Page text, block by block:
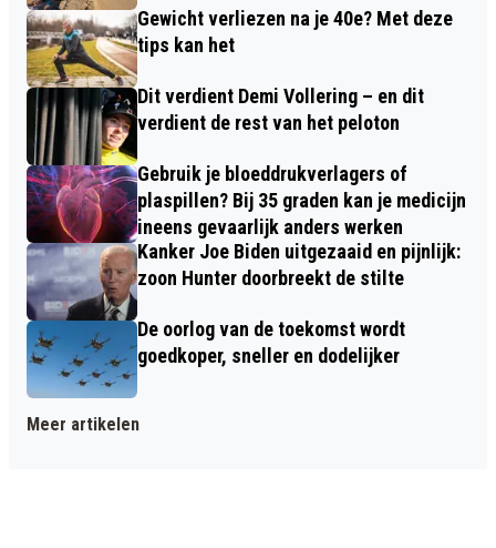
Gewicht verliezen na je 40e? Met deze
tips kan het
Dit verdient Demi Vollering – en dit
verdient de rest van het peloton
Gebruik je bloeddrukverlagers of
plaspillen? Bij 35 graden kan je medicijn
ineens gevaarlijk anders werken
Kanker Joe Biden uitgezaaid en pijnlijk:
zoon Hunter doorbreekt de stilte
De oorlog van de toekomst wordt
goedkoper, sneller en dodelijker
Meer artikelen